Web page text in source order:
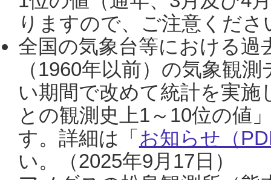
りますので、ご注意くだ
全国の気象台等における過
（1960年以前）の気象観
い期間で改めて統計を実
との観測史上1～10位の値
す。詳細は「 お知らせ（
い。（2025年9月17日）